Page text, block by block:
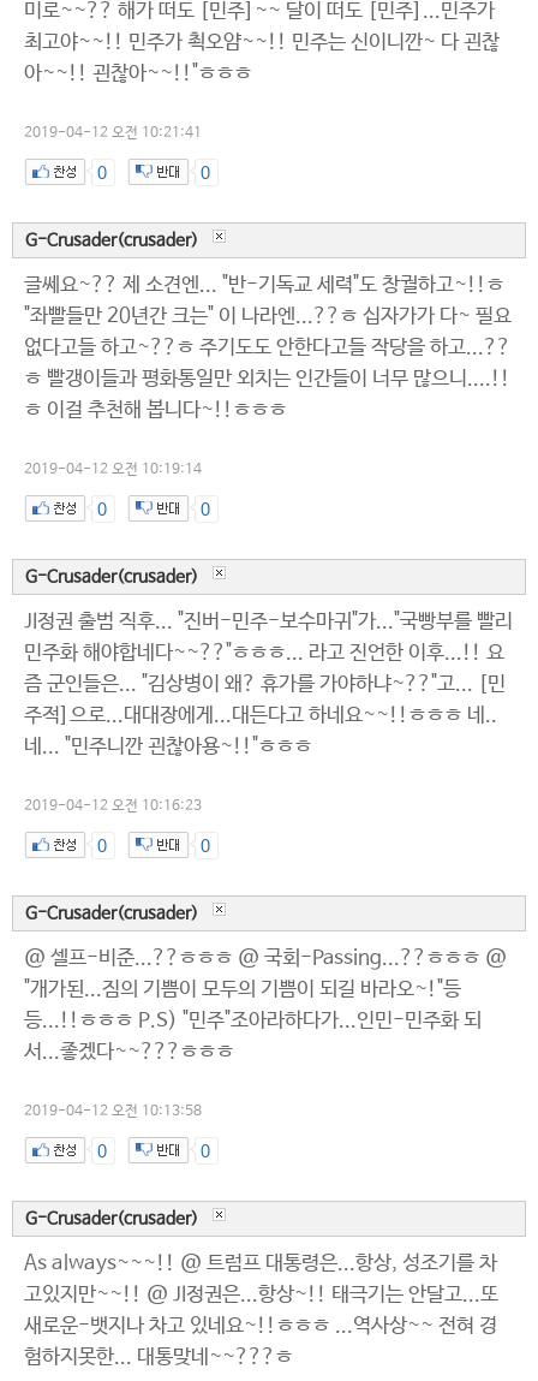
미로~~?? 해가 떠도 [민주]~~ 달이 떠도 [민주]...민주가
최고야~~!! 민주가 쵝오얌~~!! 민주는 신이니깐~ 다 괸찮
아~~!! 괸찮아~~!!"ㅎㅎㅎ
2019-04-12 오전 10:21:41
0 0
G-Crusader(crusader)
글쎄요~?? 제 소견엔... "반-기독교 세력"도 창궐하고~!!ㅎ
"좌빨들만 20년간 크는" 이 나라엔...??ㅎ 십자가가 다~ 필요
없다고들 하고~??ㅎ 주기도도 안한다고들 작당을 하고...??
ㅎ 빨갱이들과 평화통일만 외치는 인간들이 너무 많으니....!!
ㅎ 이걸 추천해 봅니다~!!ㅎㅎㅎ
2019-04-12 오전 10:19:14
0 0
G-Crusader(crusader)
JI정권 출범 직후... "진버-민주-보수마귀"가..."국빵부를 빨리
민주화 해야합네다~~??"ㅎㅎㅎ... 라고 진언한 이후...!! 요
즘 군인들은... "김상병이 왜? 휴가를 가야하냐~??"고... [민
주적]으로...대대장에게...대든다고 하네요~~!!ㅎㅎㅎ 네..
네... "민주니깐 괸찮아용~!!"ㅎㅎㅎ
2019-04-12 오전 10:16:23
0 0
G-Crusader(crusader)
@ 셀프-비준...??ㅎㅎㅎ @ 국회-Passing...??ㅎㅎㅎ @
"개가된...짐의 기쁨이 모두의 기쁨이 되길 바라오~!"등
등...!!ㅎㅎㅎ P.S) "민주"조아라하다가...인민-민주화 되
서...좋겠다~~???ㅎㅎㅎ
2019-04-12 오전 10:13:58
0 0
G-Crusader(crusader)
As always~~~!! @ 트럼프 대통령은...항상, 성조기를 차
고있지만~~!! @ JI정권은...항상~!! 태극기는 안달고...또
새로운-뱃지나 차고 있네요~!!ㅎㅎㅎ ...역사상~~ 전혀 경
험하지못한... 대통맞네~~???ㅎ